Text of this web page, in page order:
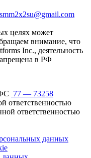
smm2x2su@gmail.com
целях может
внимание, что
Inc., деятельность
в РФ
77 — 73258
ответственностью
ответственностью
данных